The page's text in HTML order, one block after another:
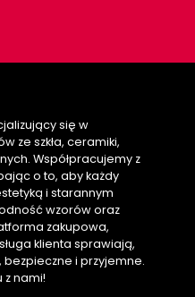
się w
ze szkła, ceramiki,
Współpracujemy z
o to, aby każdy
i starannym
wzorów oraz
zakupowa,
klienta sprawiają,
bezpieczne i przyjemne.
z nami!